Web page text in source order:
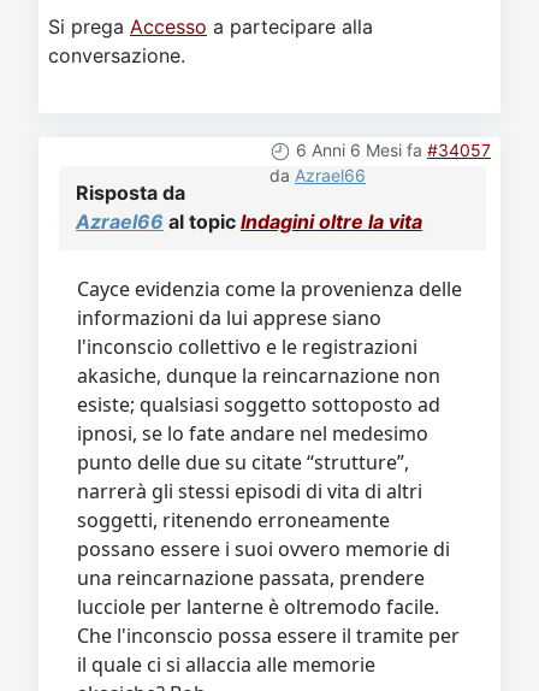
Si prega Accesso a partecipare alla
conversazione.
6 Anni 6 Mesi fa #34057
da Azrael66
Risposta da
Azrael66 al topic Indagini oltre la vita
Cayce evidenzia come la provenienza delle
informazioni da lui apprese siano
l'inconscio collettivo e le registrazioni
akasiche, dunque la reincarnazione non
esiste; qualsiasi soggetto sottoposto ad
ipnosi, se lo fate andare nel medesimo
punto delle due su citate “strutture”,
narrerà gli stessi episodi di vita di altri
soggetti, ritenendo erroneamente
possano essere i suoi ovvero memorie di
una reincarnazione passata, prendere
lucciole per lanterne è oltremodo facile.
Che l'inconscio possa essere il tramite per
il quale ci si allaccia alle memorie